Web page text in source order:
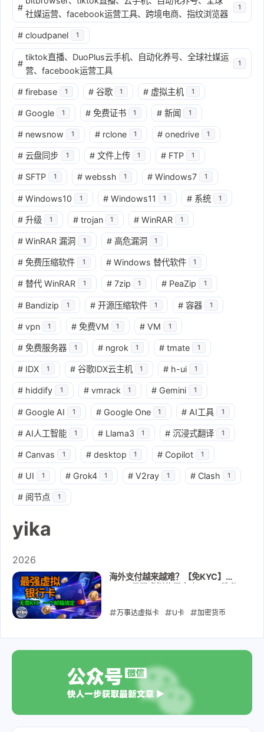
#
社媒运营、facebook运营工具、跨境电商、指纹浏览器
1
# cloudpanel 1
#
tiktok直播、DuoPlus云手机、自动化养号、全球社媒运
营、facebook运营工具
1
# firebase 1 # 谷歌 1 # 虚拟主机 1
# Google 1 # 免费证书 1 # 新闻 1
# newsnow 1 # rclone 1 # onedrive 1
# 云盘同步 1 # 文件上传 1 # FTP 1
# SFTP 1 # webssh 1 # Windows7 1
# Windows10 1 # Windows11 1 # 系统 1
# 升级 1 # trojan 1 # WinRAR 1
# WinRAR 漏洞 1 # 高危漏洞 1
# 免费压缩软件 1 # Windows 替代软件 1
# 替代 WinRAR 1 # 7zip 1 # PeaZip 1
# Bandizip 1 # 开源压缩软件 1 # 容器 1
# vpn 1 # 免费VM 1 # VM 1
# 免费服务器 1 # ngrok 1 # tmate 1
# IDX 1 # 谷歌IDX云主机 1 # h-ui 1
# hiddify 1 # vmrack 1 # Gemini 1
# Google AI 1 # Google One 1 # AI工具 1
# AI人工智能 1 # Llama3 1 # 沉浸式翻译 1
# Canvas 1 # desktop 1 # Copilot 1
# UI 1 # Grok4 1 # V2ray 1 # Clash 1
# 阅节点 1
yika
2026
海外支付越来越难？【免KYC】
外支付｜广告投放｜YIKA
万事达虚拟卡 U卡 加密货币
GooglePay yika
2026-05-26